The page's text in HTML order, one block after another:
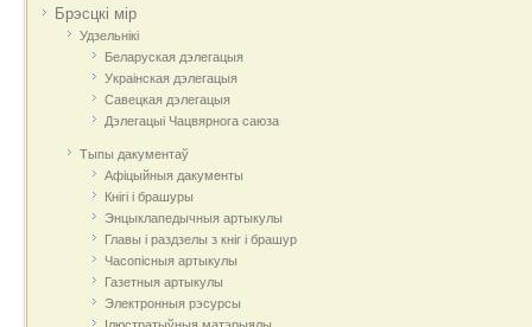
Брэсцкі мір
Удзельнікі
Беларуская дэлегацыя
Украінская дэлегацыя
Савецкая дэлегацыя
Дэлегацыі Чацвярнога саюза
Тыпы дакументаў
Афіцыйныя дакумeнты
Кнігі і брашуры
Энцыклапедычныя артыкулы
Главы і раздзелы з кніг і брашур
Часопісныя артыкулы
Газетныя артыкулы
Электронныя рэсурсы